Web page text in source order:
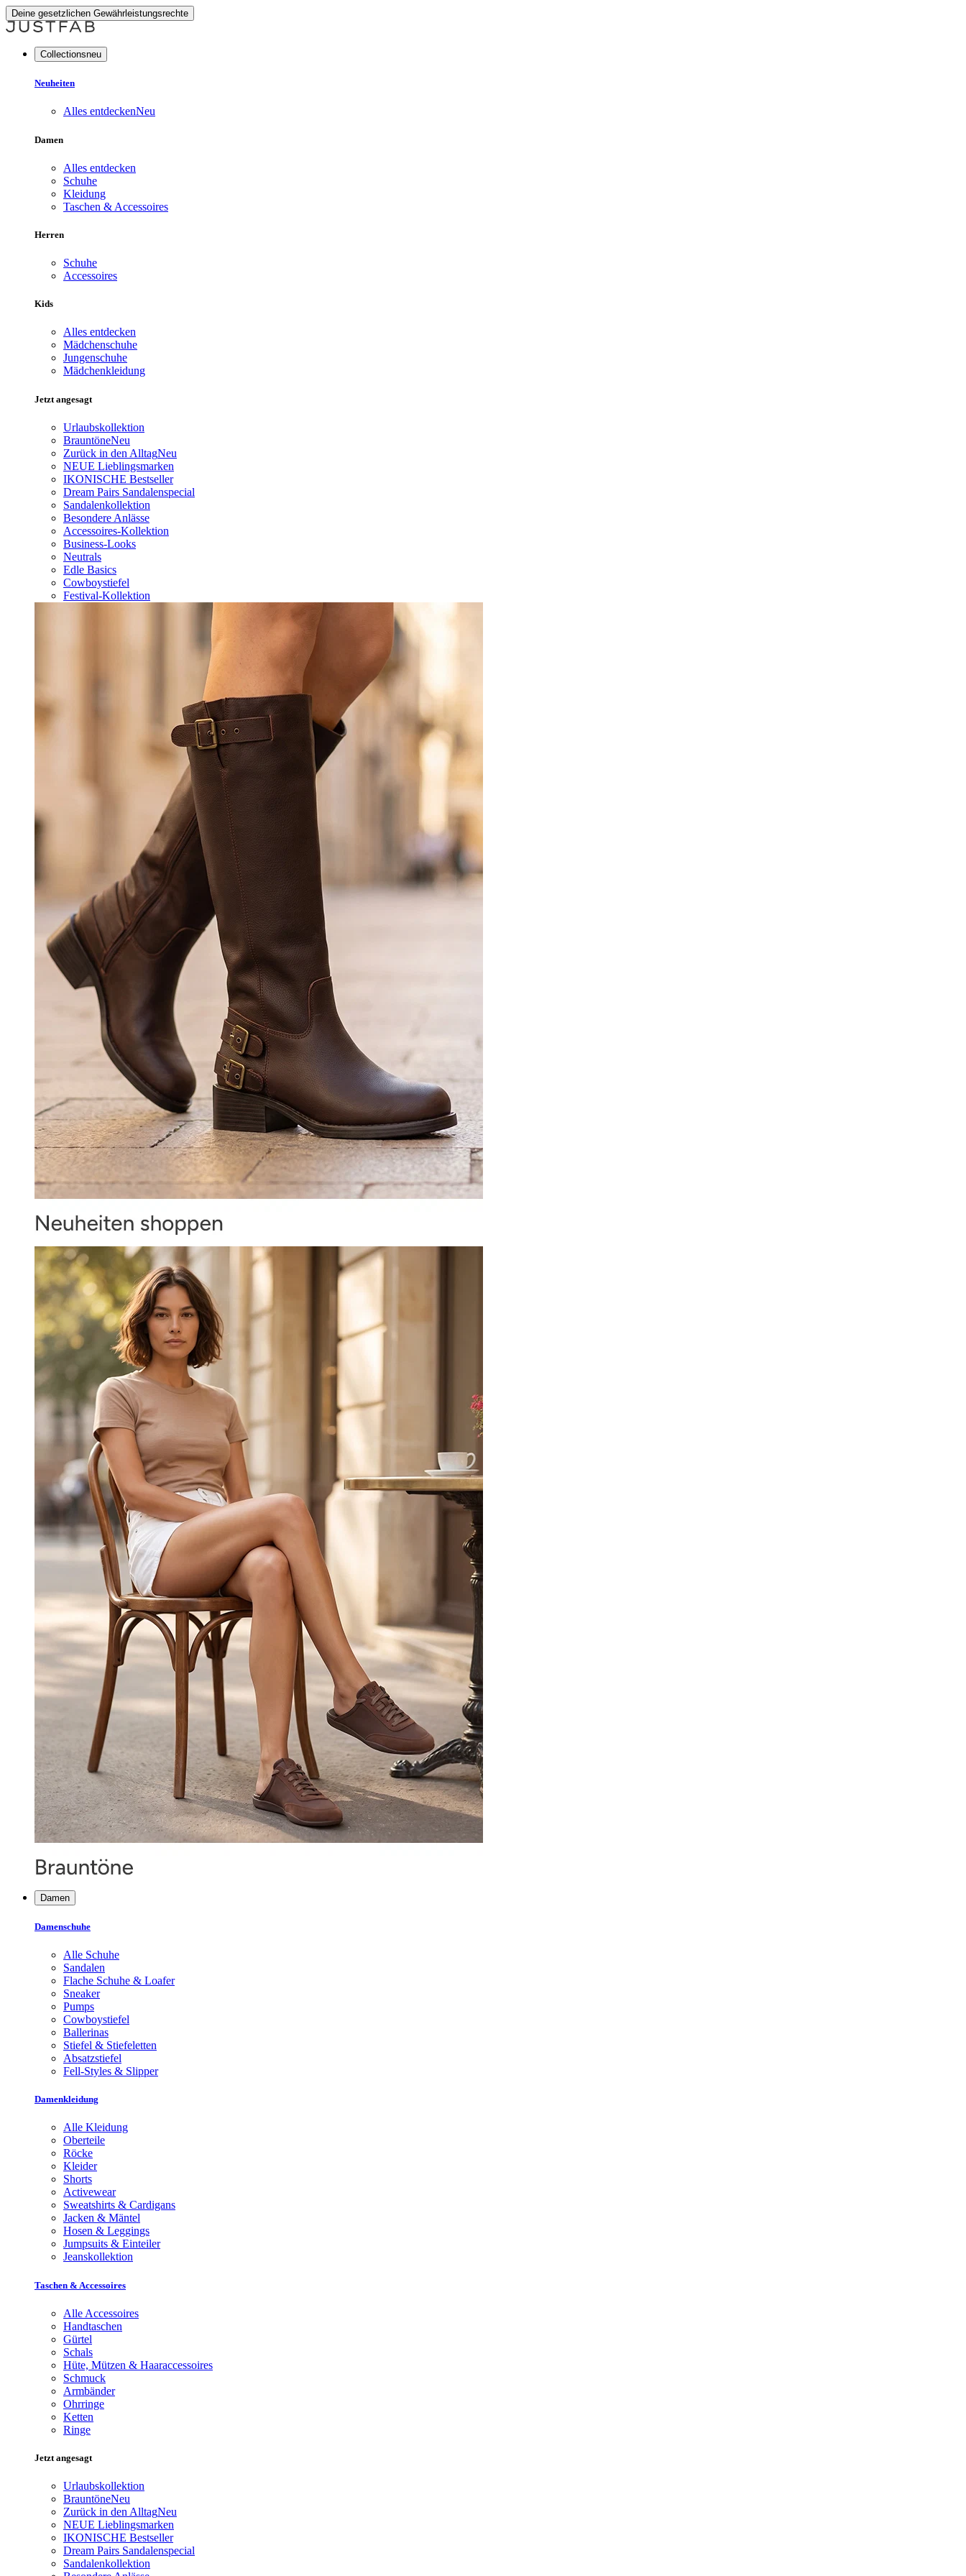
Deine gesetzlichen Gewährleistungsrechte
Collectionsneu
Neuheiten
Alles entdeckenNeu
Damen
Alles entdecken
Schuhe
Kleidung
Taschen & Accessoires
Herren
Schuhe
Accessoires
Kids
Alles entdecken
Mädchenschuhe
Jungenschuhe
Mädchenkleidung
Jetzt angesagt
Urlaubskollektion
BrauntöneNeu
Zurück in den AlltagNeu
NEUE Lieblingsmarken
IKONISCHE Bestseller
Dream Pairs Sandalenspecial
Sandalenkollektion
Besondere Anlässe
Accessoires-Kollektion
Business-Looks
Neutrals
Edle Basics
Cowboystiefel
Festival-Kollektion
Damen
Damenschuhe
Alle Schuhe
Sandalen
Flache Schuhe & Loafer
Sneaker
Pumps
Cowboystiefel
Ballerinas
Stiefel & Stiefeletten
Absatzstiefel
Fell-Styles & Slipper
Damenkleidung
Alle Kleidung
Oberteile
Röcke
Kleider
Shorts
Activewear
Sweatshirts & Cardigans
Jacken & Mäntel
Hosen & Leggings
Jumpsuits & Einteiler
Jeanskollektion
Taschen & Accessoires
Alle Accessoires
Handtaschen
Gürtel
Schals
Hüte, Mützen & Haaraccessoires
Schmuck
Armbänder
Ohrringe
Ketten
Ringe
Jetzt angesagt
Urlaubskollektion
BrauntöneNeu
Zurück in den AlltagNeu
NEUE Lieblingsmarken
IKONISCHE Bestseller
Dream Pairs Sandalenspecial
Sandalenkollektion